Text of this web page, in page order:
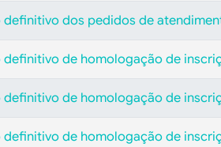
definitivo dos pedidos de
definitivo de homologação de
definitivo de homologação de
definitivo de homologação de